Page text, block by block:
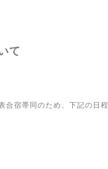
て
合宿帯同のため、下記の日